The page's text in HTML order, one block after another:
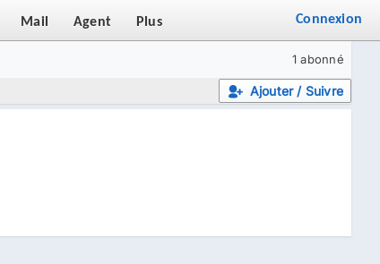
Mail Agent Plus Connexion
1 abonné
Ajouter / Suivre